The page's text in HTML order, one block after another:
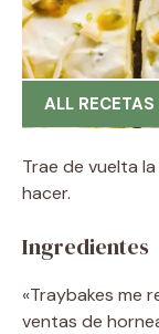
ALL RECETAS
Trae de vuelta
hacer.
Ingredientes
«Traybakes me
ventas de